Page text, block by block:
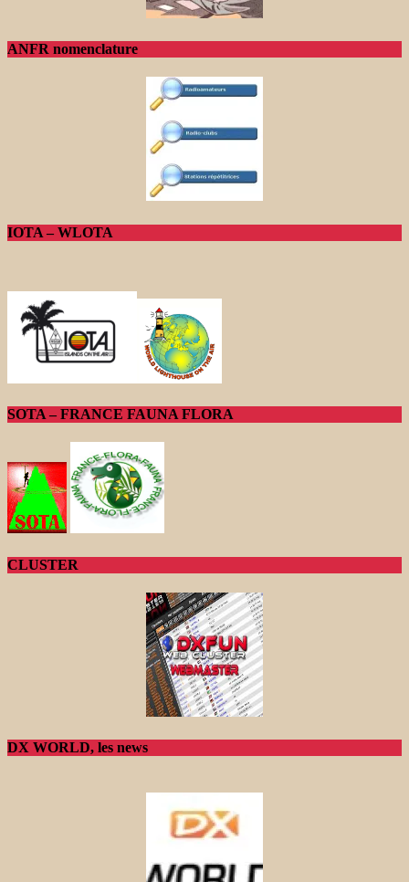
ANFR nomenclature
IOTA – WLOTA
SOTA – FRANCE FAUNA FLORA
CLUSTER
DX WORLD, les news